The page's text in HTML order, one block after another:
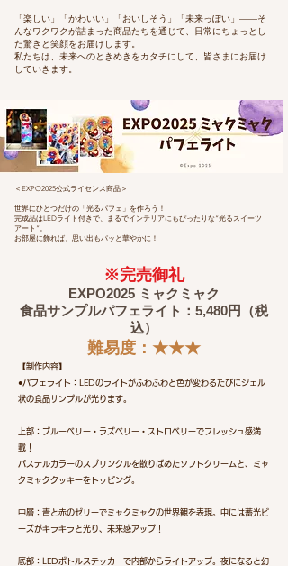
「楽しい」「かわいい」「おいしそう」「未来っぽい」——そ
んなワクワクが詰まった商品たちを通じて、日常にちょっとし
た驚きと笑顔をお届けします。
私たちは、未来へのときめきをカタチにして、皆さまにお届け
していきます。
＜EXPO2025公式ライセンス商品＞
世界にひとつだけの「光るパフェ」を作ろう！
完成品はLEDライト付きで、まるでインテリアにもぴったりな“光るスイーツ
アート”。
お部屋に飾れば、思い出もパッと華やかに！
※完売御礼
EXPO2025 ミャクミャク
食品サンプルパフェライト：5,480円（税
込）
​難易度：★★★
【制作内容】
●パフェライト：LEDのライトがふわふわと色が変わるたびにジェル
状の食品サンプルが光ります。
上部：ブルーベリー・ラズベリー・ストロベリーでフレッシュ感満
載！
パステルカラーのスプリンクルを散りばめたソフトクリームと、ミャ
クミャククッキーをトッピング。
中層：青と赤のゼリーでミャクミャクの世界観を表現。中には蓄光ビ
ーズがキラキラと光り、未来感アップ！
底部：LEDボトルステッカーで内部からライトアップ。夜になると幻